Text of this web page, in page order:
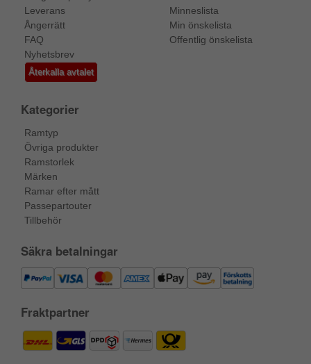
Leverans
Ångerrätt
FAQ
Nyhetsbrev
Återkalla avtalet
Minneslista
Min önskelista
Offentlig önskelista
Kategorier
Ramtyp
Övriga produkter
Ramstorlek
Märken
Ramar efter mått
Passepartouter
Tillbehör
Säkra betalningar
Fraktpartner